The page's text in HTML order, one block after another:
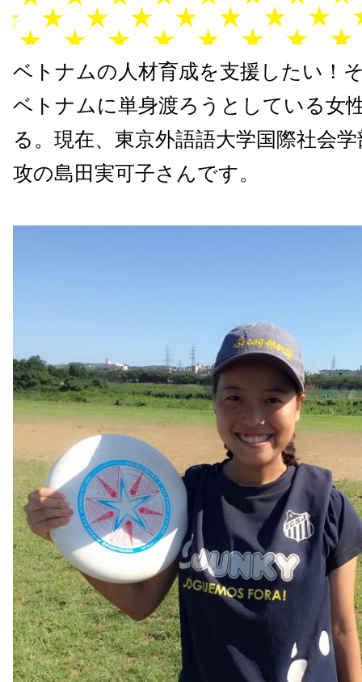
ベトナムの人材育成を支援したい！
ベトナムに単身渡ろうとしている女
る。現在、東京外語語大学国際社会
攻の島田実可子さんです。